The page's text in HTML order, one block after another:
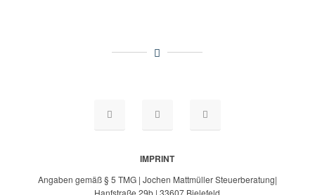
IMPRINT
Angaben gemäß § 5 TMG | Jochen Mattmüller Steuerberatung|